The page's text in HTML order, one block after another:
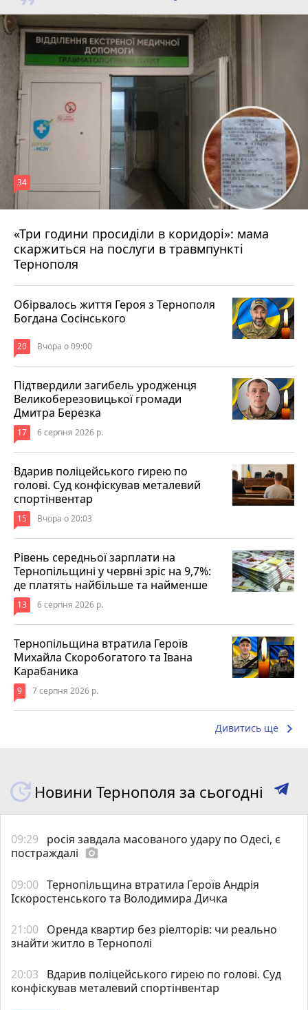
«Три години просиділи в коридорі»: мама
скаржиться на послуги в травмпункті
Тернополя
34
Вчора о 13:05
Обірвалось життя Героя з Тернополя
Богдана Сосінського
20 Вчора о 09:00
Підтвердили загибель уродженця
Великоберезовицької громади
Дмитра Березка
17 6 серпня 2026 р.
Вдарив поліцейського гирею по
голові. Суд конфіскував металевий
спортінвентар
15 Вчора о 20:03
Рівень середньої зарплати на
Тернопільщині у червні зріс на 9,7%:
де платять найбільше та найменше
13 6 серпня 2026 р.
Тернопільщина втратила Героїв
Михайла Скоробогатого та Івана
Карабаника
9 7 серпня 2026 р.
Дивитись ще keyboard_arrow_right
Новини Тернополя за сьогодні
09:29
росія завдала масованого удару по Одесі, є
постраждалі photo_camera
09:00 Тернопільщина втратила Героїв Андрія
Іскоростенського та Володимира Дичка
21:00 Оренда квартир без ріелторів: чи реально
знайти житло в Тернополі
20:03
Вдарив поліцейського гирею по голові. Суд
конфіскував металевий спортінвентар